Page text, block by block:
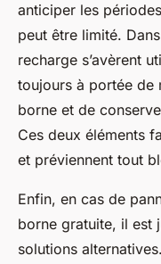
anticiper les
peut être limité.
recharge s’avèrent
toujours à portée de
borne et de
Ces deux éléments
et préviennent tout
Enfin, en cas de
borne gratuite, il est
solutions